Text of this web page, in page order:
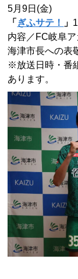
5月9日(金)
「ぎふサテ！ 」
内容／FC岐阜
海津市長への表
※放送日時・番
あります。